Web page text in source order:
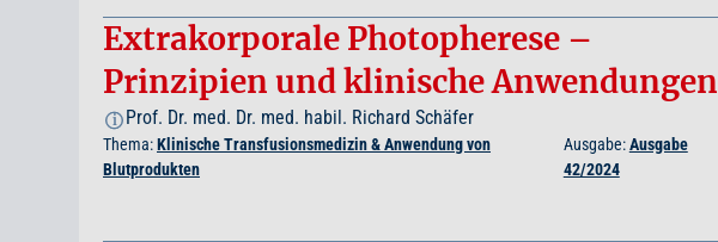
Extrakorporale Photopherese –
Prinzipien und klinische Anwendungen
i Prof. Dr. med. Dr. med. habil. Richard Schäfer
Thema:Klinische Transfusionsmedizin & Anwendung von
Blutprodukten
Ausgabe:Ausgabe
42/2024